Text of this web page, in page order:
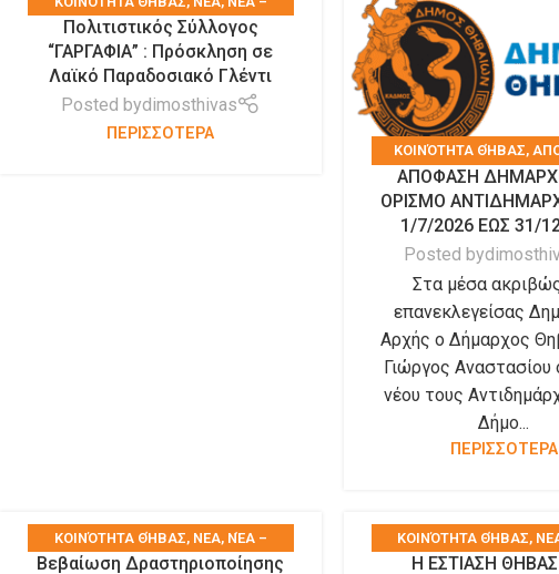
ΑΝΑΚΟΙΝΏΣΕΙΣ,ΤΑ ΝΈΑ ΤΟΥ ΔΉΜΟΥ
ΤΑ ΝΈΑ ΤΩΝ ΣΥΛΛΌΓΩΝ
Πολιτιστικός Σύλλογος
“ΓΑΡΓΑΦΙΑ” : Πρόσκληση σε
Λαϊκό Παραδοσιακό Γλέντι
Posted bydimosthivas
ΠΕΡΙΣΣΟΤΕΡΑ
KΟΙΝΌΤΗΤΑ ΘΉΒΑΣ,
ΔΗΜΆΡΧΟΥ, ΝΕΑ ,
ΑΝΑΚΟΙΝΏΣΕΙΣ ,ΤΑ ΝΈΑ
ΤΑ ΝΈΑ ΤΩΝ
ΑΠΟΦΑΣΗ
ΟΡΙΣΜΟ
1/7/2026 ΕΩΣ 31/
Posted by
Στα μέσα
επανεκλεγείσας
Αρχής ο Δήμαρχος
Γιώργος Αναστασίου
νέου τους
Δήμο...
ΠΕΡΙΣΣΟΤΕΡΑ
KΟΙΝΌΤΗΤΑ ΘΉΒΑΣ, ΝΕΑ, ΝΈΑ –
ΑΝΑΚΟΙΝΏΣΕΙΣ,ΤΑ ΝΈΑ ΤΟΥ ΔΉΜΟΥ,
Βεβαίωση Δραστηριοποίησης
KΟΙΝΌΤΗΤΑ ΘΉΒΑΣ,
ΑΝΑΚΟΙΝΏΣΕΙΣ,ΤΑ ΝΈΑ
Η ΕΣΤΙΑΣΗ